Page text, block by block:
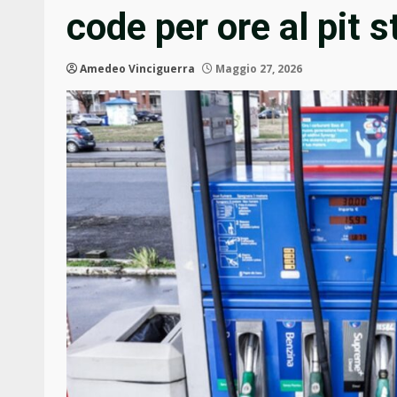
code per ore al pit
Amedeo Vinciguerra Maggio 27, 2026